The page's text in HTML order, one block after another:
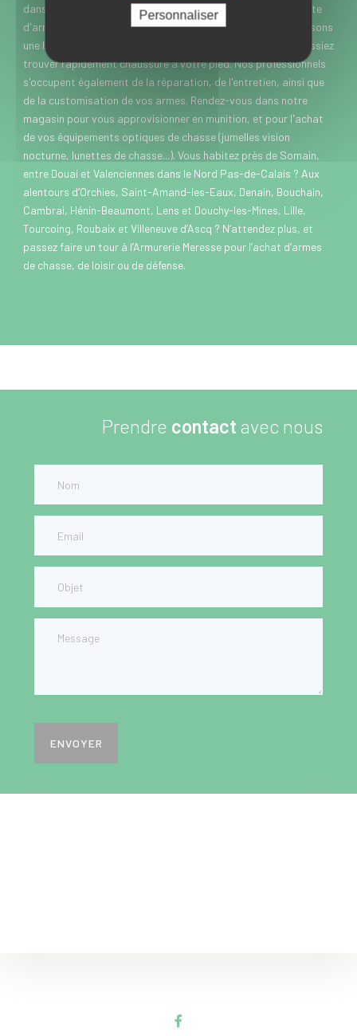
dans le Nord, l’Armurerie Meresse est spécialisée dans la vente
d'armes de chasse, de loisir et de défense. Nous vous proposons
une large gamme de marques et modèles, pour que vous puissiez
trouver rapidement chaussure à votre pied. Nos professionnels
s'occupent également de la réparation, de l'entretien, ainsi que
de la customisation de vos armes. Rendez-vous dans notre
magasin pour vous approvisionner en munition, et pour l'achat
de vos équipements optiques de chasse (jumelles vision
nocturne, lunettes de chasse...). Vous habitez près de Somain,
entre Douai et Valenciennes dans le Nord Pas-de-Calais ? Aux
alentours d’Orchies, Saint-Amand-les-Eaux, Denain, Bouchain,
Cambrai, Hénin-Beaumont, Lens et Douchy-les-Mines, Lille,
Tourcoing, Roubaix et Villeneuve d’Ascq ? N’attendez plus, et
passez faire un tour à l’Armurerie Meresse pour l’achat d’armes
de chasse, de loisir ou de défense.
Prendre contact avec nous
ENVOYER
Personnaliser